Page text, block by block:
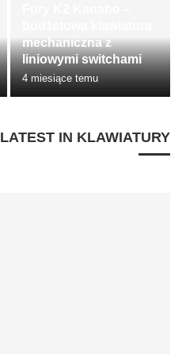
mechaniczna z
liniowymi switchami
4 miesiące temu
LATEST IN KLAWIATURY